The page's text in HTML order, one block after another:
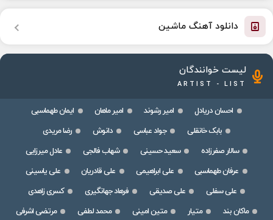
دانلود آهنگ ماشین
لیست خوانندگان
ARTIST - LIST
احسان دریادل امیر رشوند امیر ماهان
ایمان طهماسبی
بابک خانقلی
جواد عباسی دانوش
رضا مریدی
سالار صفرزاده
سعید حسینی شهاب فالجی
عادل میرزایی
عرفان طهماسبی
علی ابراهیمی علی قادریان
علی یاسینی
علی سفلی
علی صدیقی فرهاد جهانگیری
کسری زاهدی
ماکان بند
متیار متین امینی محمد لطفی
مرتضی اشرفی